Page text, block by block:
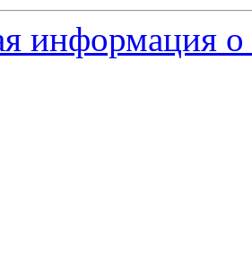
информация о